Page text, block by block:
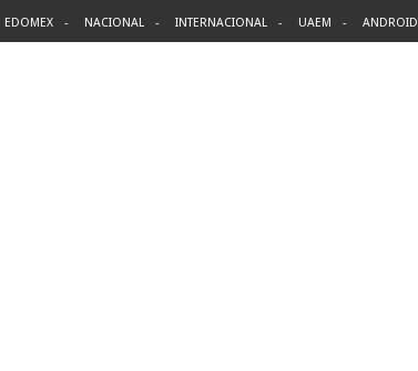
EDOMEX NACIONAL INTERNACIONAL UAEM ANDROID